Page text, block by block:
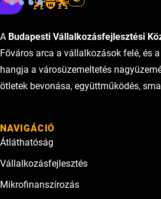
A Budapesti Vállalkozásfejlesztési
Főváros arca a vállalkozások felé, és
hangja a városüzemeltetés
ötletek bevonása, együttműködés,
NAVIGÁCIÓ
Átláthatóság
Vállalkozásfejlesztés
Mikrofinanszírozás